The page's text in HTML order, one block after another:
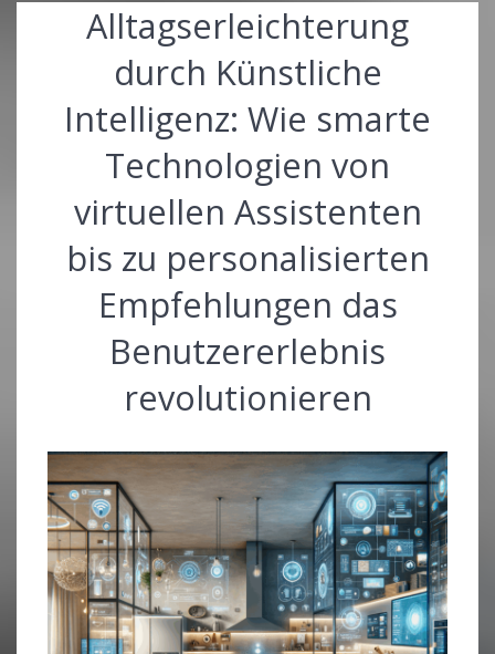
Alltagserleichterung
durch Künstliche
Intelligenz: Wie smarte
Technologien von
virtuellen Assistenten
bis zu personalisierten
Empfehlungen das
Benutzererlebnis
revolutionieren